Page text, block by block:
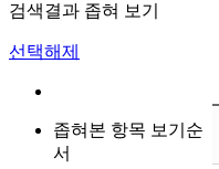
검색결과 좁혀 보기
선택해제
좁혀본 항목 보기순
서